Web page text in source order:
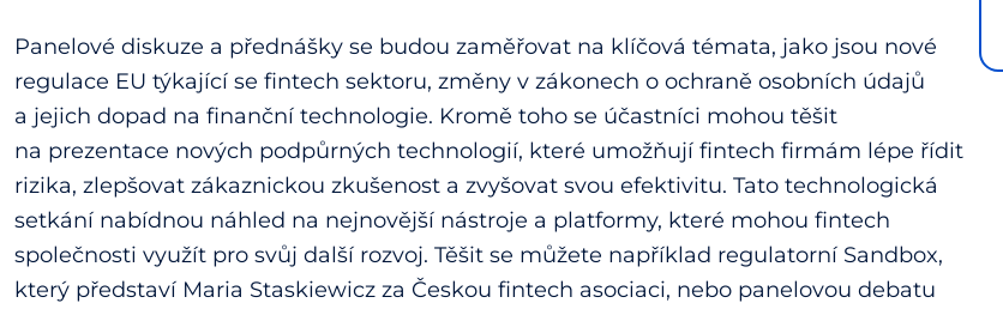
Panelové diskuze a přednášky se budou zaměřovat na klíčová témata, jako jsou nové
regulace EU týkající se fintech sektoru, změny v zákonech o ochraně osobních údajů
a jejich dopad na finanční technologie. Kromě toho se účastníci mohou těšit
na prezentace nových podpůrných technologií, které umožňují fintech firmám lépe řídit
rizika, zlepšovat zákaznickou zkušenost a zvyšovat svou efektivitu. Tato technologická
setkání nabídnou náhled na nejnovější nástroje a platformy, které mohou fintech
společnosti využít pro svůj další rozvoj. Těšit se můžete například regulatorní Sandbox,
který představí Maria Staskiewicz za Českou fintech asociaci, nebo panelovou debatu